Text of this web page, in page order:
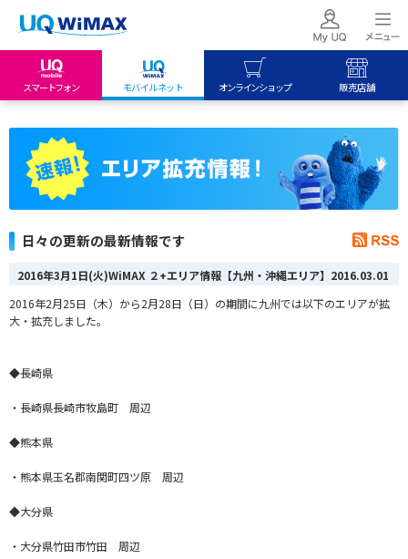
スマートフォン モバイルネット オンラインショップ 販売店舗
My UQ mobile
UQ mobile
UQ WiMAX
UQ WiMAX
日々の更新の最新情報です
2016年3月1日(火)WiMAX ２+エリア情報【九州・沖縄エリア】 2016.03.01
2016年2月25日（木）から2月28日（日）の期間に九州では以下のエリアが拡
大・拡充しました。
◆長崎県
・長崎県長崎市牧島町 周辺
◆熊本県
・熊本県玉名郡南関町四ツ原 周辺
◆大分県
・大分県竹田市竹田 周辺